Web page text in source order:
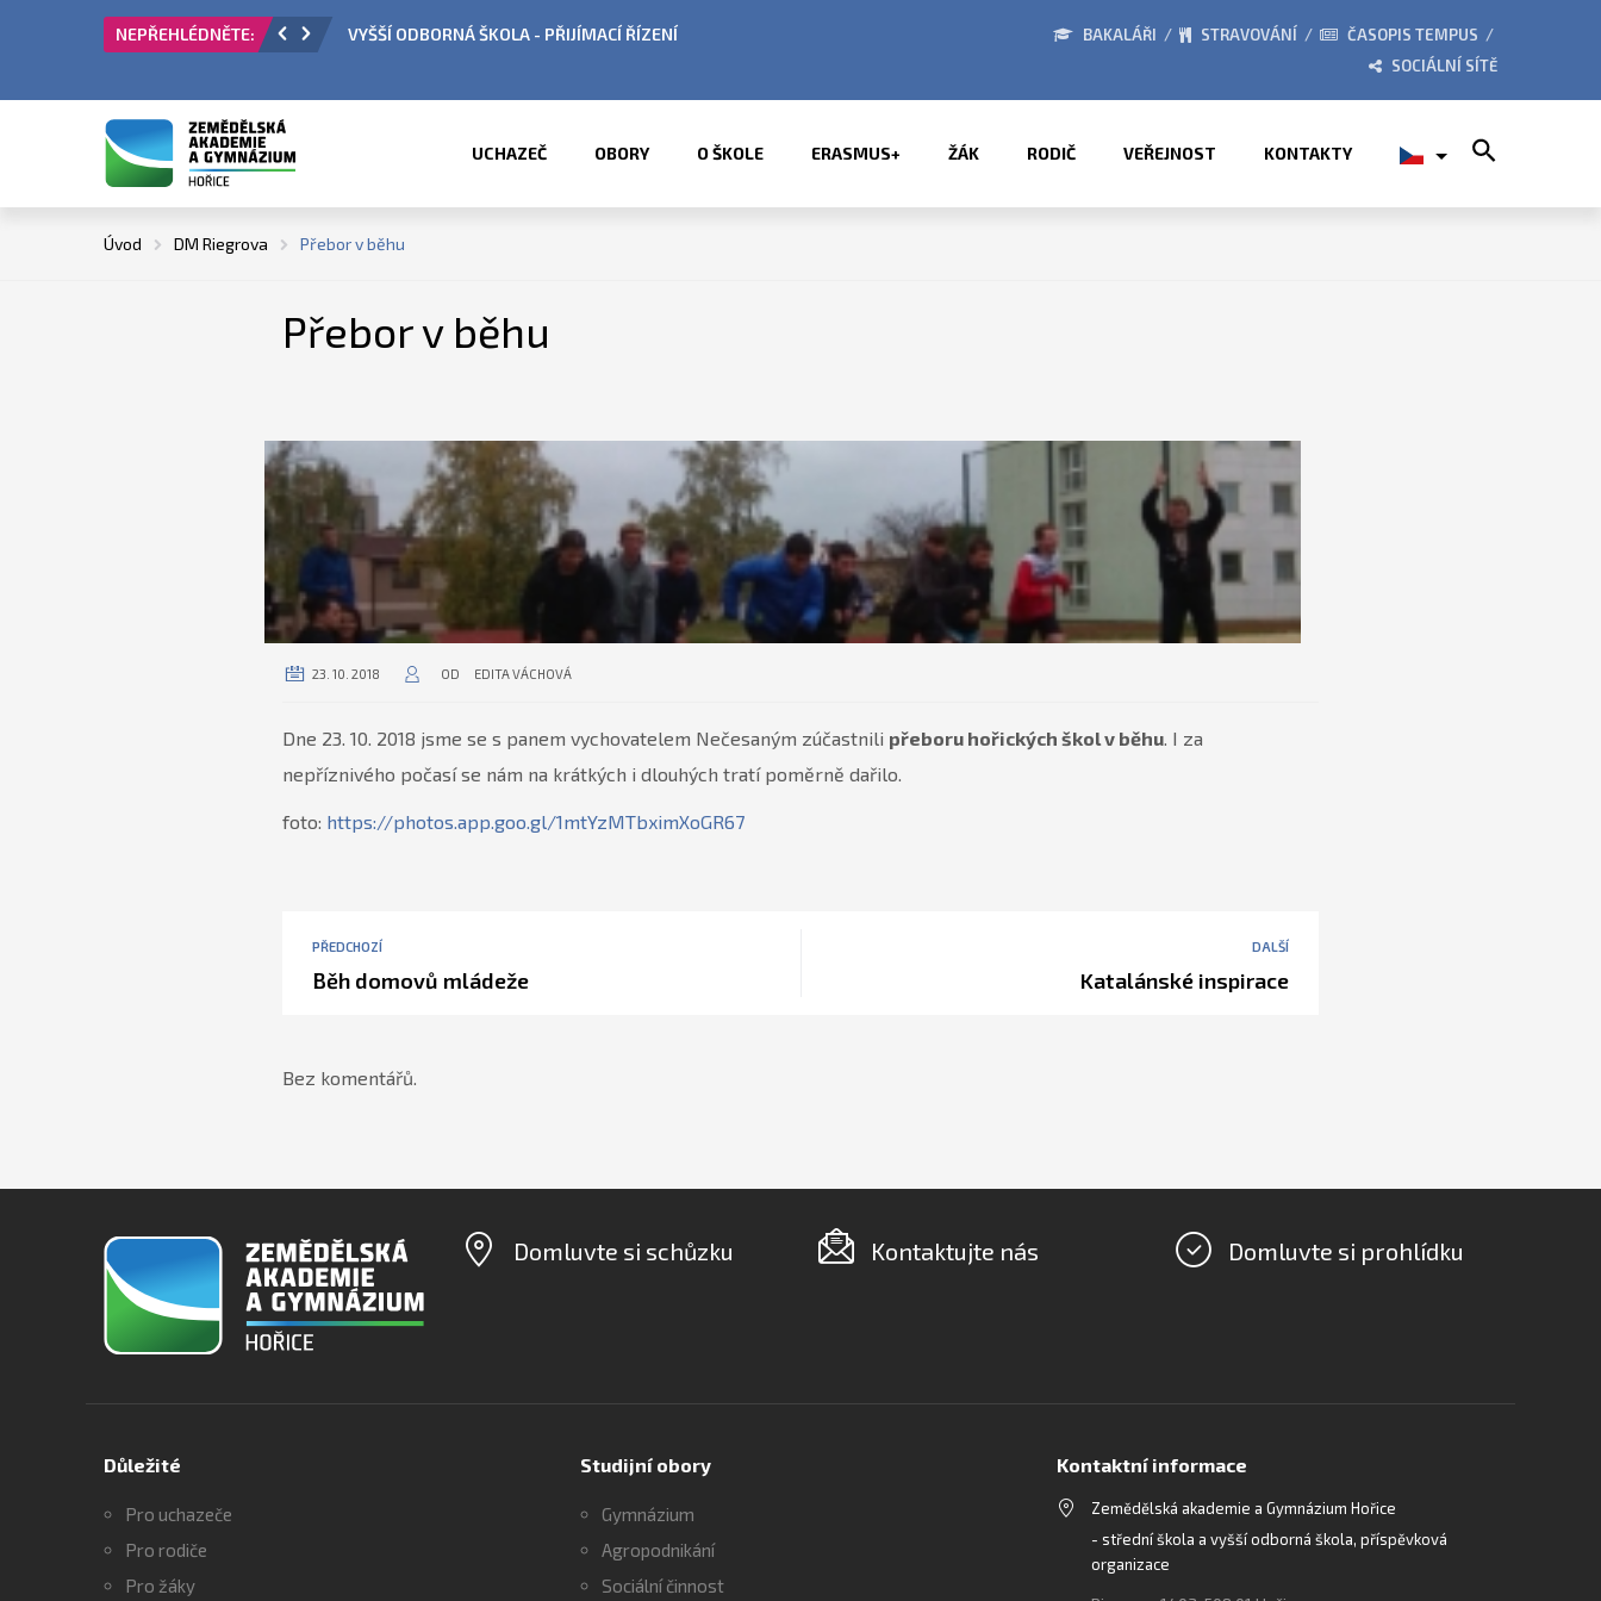
- PŘIJÍMACÍ ŘÍZENÍ ÚŘEDNÍ HODINY V OBDOBÍ LETNÍCH PRÁZDNIN PŘÍMĚSTSKÉ TÁBORY 2026 ZE ŽIVOTA
BAKALÁŘI STRAVOVÁNÍ
ČASOPIS TEMPUS
SOCIÁLNÍ SÍTĚ
UCHAZEČ OBORY O ŠKOLE ERASMUS+ ŽÁK RODIČ VEŘEJNOST KONTAKTY
Úvod DM Riegrova Přebor v běhu
Přebor v běhu
23. 10. 2018 OD EDITA VÁCHOVÁ
Dne 23. 10. 2018 jsme se s panem vychovatelem Nečesaným zúčastnili přeboru hořických škol v běhu. I za
nepříznivého počasí se nám na krátkých i dlouhých tratí poměrně dařilo.
foto: https://photos.app.goo.gl/1mtYzMTbximXoGR67
PŘEDCHOZÍ
Běh domovů mládeže
DALŠÍ
Katalánské inspirace
Bez komentářů.
Domluvte si schůzku Kontaktujte nás Domluvte si prohlídku
Důležité
Pro uchazeče
Pro rodiče
Pro žáky
Studijní obory
Gymnázium
Agropodnikání
Sociální činnost
Kontaktní informace
Zemědělská akademie a Gymnázium Hořice
- střední škola a vyšší odborná škola, příspěvková
organizace